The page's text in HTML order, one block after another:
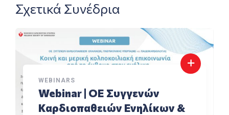
Σχετικά Συνέδρια
WEBINARS
Webinar | ΟΕ Συγγενών
Καρδιοπαθειών Ενηλίκων &